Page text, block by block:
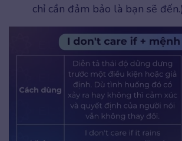
chỉ cần đảm bảo là bạn sẽ đến.)